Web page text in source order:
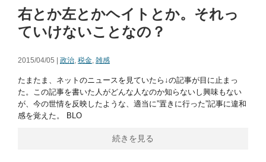
右とか左とかヘイトとか。それっ
ていけないことなの？
2015/04/05 | 政治, 税金, 雑感
たまたま、ネットのニュースを見ていたら↓の記事が目に止まっ
た。この記事を書いた人がどんな人なのか知らないし興味もない
が、今の世情を反映したような、適当に”置きに行った”記事に違和
感を覚えた。 BLO
続きを見る